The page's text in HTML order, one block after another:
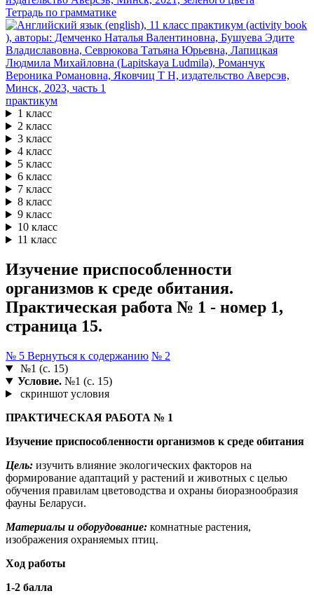
Тетрадь по грамматике
практикум
1 класс
2 класс
3 класс
4 класс
5 класс
6 класс
7 класс
8 класс
9 класс
10 класс
11 класс
Изучение приспособленности
организмов к среде обитания.
Практическая работа № 1 - номер 1,
страница 15.
№ 5 Вернуться к содержанию № 2
№1 (с. 15)
Условие.№1 (с. 15)
скриншот условия
ПРАКТИЧЕСКАЯ РАБОТА № 1
Изучение приспособленности организмов к среде обитания
Цель: изучить влияние экологических факторов на
формирование адаптаций у растений и животных с целью
обучения правилам цветоводства и охраны биоразнообразия
фауны Беларуси.
Материалы и оборудование: комнатные растения,
изображения охраняемых птиц.
Ход работы
1-2 балла